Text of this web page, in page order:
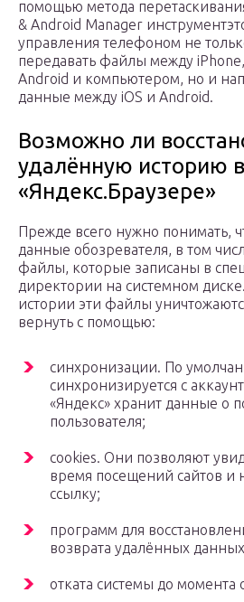
помощью метода
& Android Manager
управления телефоном не
передавать файлы между
Android и компьютером, но и
данные между iOS и Android.
Возможно ли
удалённую историю в
«Яндекс.Браузере»
Прежде всего нужно понимать,
данные обозревателя, в том
файлы, которые записаны в
директории на системном
истории эти файлы
вернуть с помощью:
синхронизации. По
синхронизируется с
«Яндекс» хранит данные о
пользователя;
cookies. Они позволяют
время посещений сайтов и
ссылку;
программ для
возврата удалённых
отката системы до момента